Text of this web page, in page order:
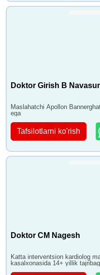
Doktor Girish B
Maslahatchi Apollon
ega
Tafsilotlarni ko'rish
Doktor CM Nagesh
Katta interventsion kardiolog
kasalxonasida 14+ yillik